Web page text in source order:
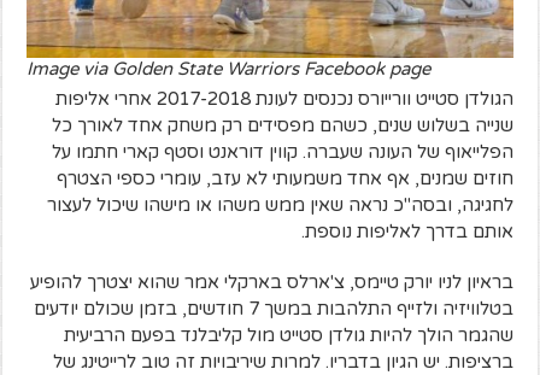
Image via Golden State Warriors Facebook page
הגולדן סטייט וורייורס נכנסים לעונת 2017-2018 אחרי אליפות
שנייה בשלוש שנים, כשהם מפסידים רק משחק אחד לאורך כל
הפלייאוף של העונה שעברה. קווין דוראנט וסטף קארי חתמו על
חוזים שמנים, אף אחד משמעותי לא עזב, עומרי כספי הצטרף
לחגיגה, ובסה"כ נראה שאין ממש משהו או מישהו שיכול לעצור
אותם בדרך לאליפות נוספת.
בראיון לניו יורק טיימס, צ'ארלס בארקלי אמר שהוא יצטרך להופיע
בטלוויזיה ולזייף התלהבות במשך 7 חודשים, בזמן שכולם יודעים
שהגמר הולך להיות גולדן סטייט מול קליבלנד בפעם הרביעית
ברציפות. יש הגיון בדבריו. למרות שיריבויות זה טוב לרייטינג של